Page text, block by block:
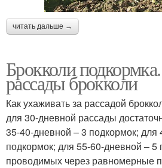
читать дальше →
Брокколи
рассады брокколи
Как ухаживать за рассадой
для 30-дневной рассады
35-40-дневной – 3 подкормок; для
подкормок; для 55-60-дневной – 5
проводимых через равномерные